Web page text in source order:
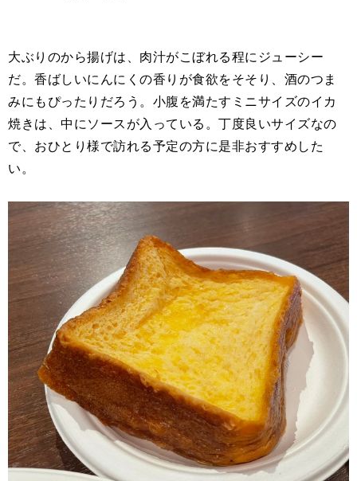
大ぶりのから揚げは、肉汁がこぼれる程にジューシー
だ。香ばしいにんにくの香りが食欲をそそり、酒のつま
みにもぴったりだろう。小腹を満たすミニサイズのイカ
焼きは、中にソースが入っている。丁度良いサイズなの
で、おひとり様で訪れる予定の方に是非おすすめした
い。